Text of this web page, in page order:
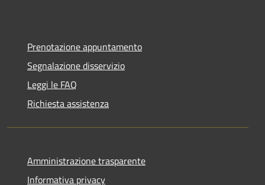
Prenotazione appuntamento
Segnalazione disservizio
Leggi le FAQ
Richiesta assistenza
Amministrazione trasparente
Informativa privacy